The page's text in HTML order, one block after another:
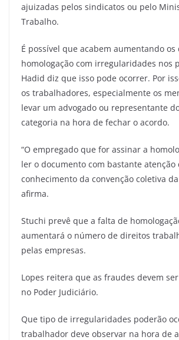
ajuizadas pelos sindicatos ou pelo
Trabalho.
É possível que acabem aumentando os
homologação com irregularidades nos
Hadid diz que isso pode ocorrer. Por
os trabalhadores, especialmente os
levar um advogado ou representante
categoria na hora de fechar o acordo.
“O empregado que for assinar a
ler o documento com bastante
conhecimento da convenção coletiva
afirma.
Stuchi prevê que a falta de
aumentará o número de direitos
pelas empresas.
Lopes reitera que as fraudes devem
no Poder Judiciário.
Que tipo de irregularidades poderão
trabalhador deve observar na hora de